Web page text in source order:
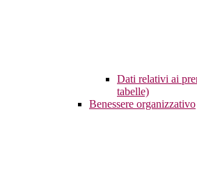
Dati relativi ai
tabelle)
Benessere organizzativo